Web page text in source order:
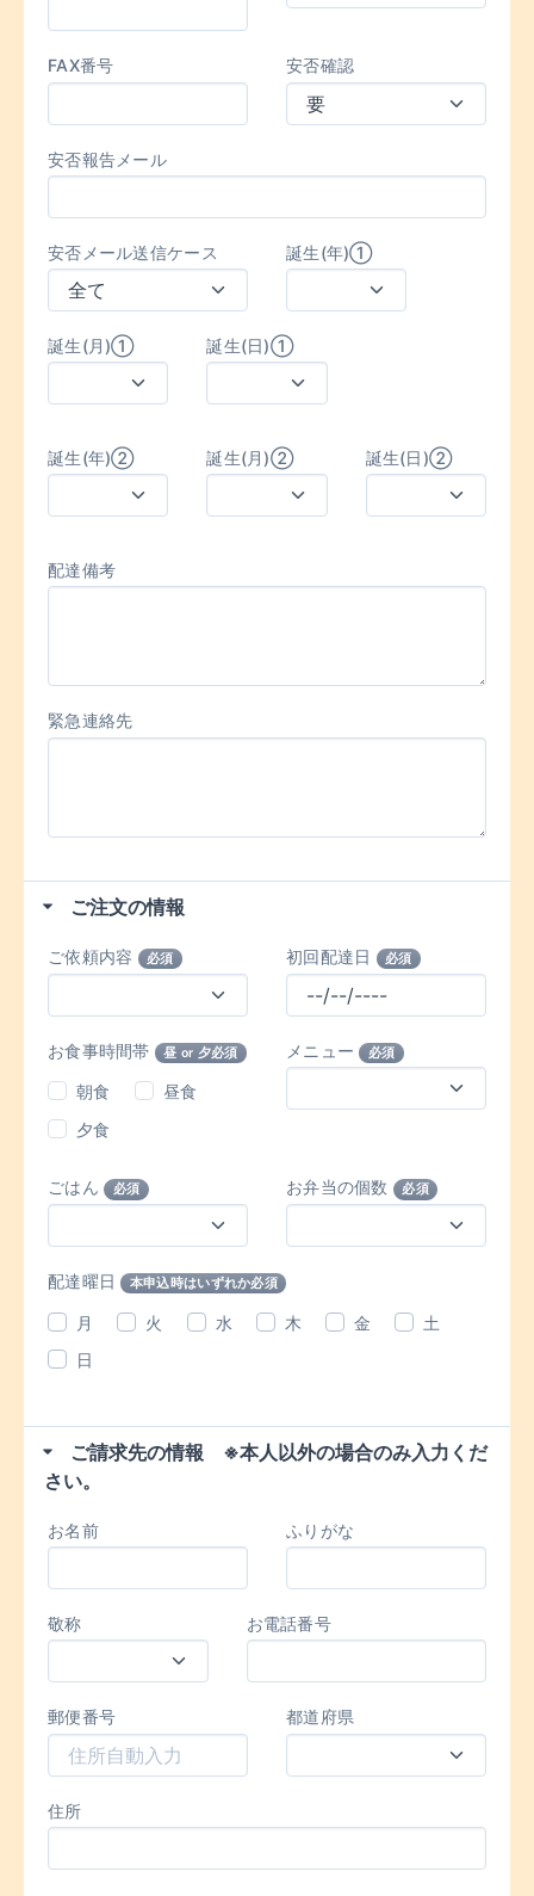
FAX番号 安否確認
安否報告メール
安否メール送信ケース 誕生(年)①
誕生(月)① 誕生(日)①
誕生(年)② 誕生(月)② 誕生(日)②
配達備考
緊急連絡先
ご注文の情報
ご依頼内容 必須 初回配達日 必須
お食事時間帯 昼 or 夕必須
朝食
昼食
夕食
メニュー 必須
ごはん 必須 お弁当の個数 必須
配達曜日 本申込時はいずれか必須
月 火 水 木 金
土
日
ご請求先の情報 ※本人以外の場合のみ入力くだ
さい。
お名前 ふりがな
敬称 お電話番号
郵便番号 都道府県
住所